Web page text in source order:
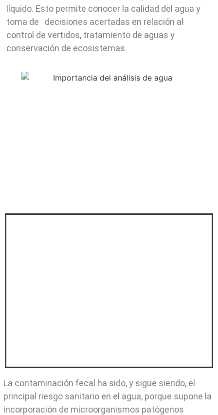
líquido. Esto permite conocer la calidad del agua y
toma de decisiones acertadas en relación al
control de vertidos, tratamiento de aguas y
conservación de ecosistemas
La contaminación fecal ha sido, y sigue siendo, el
principal riesgo sanitario en el agua, porque supone la
incorporación de microorganismos patógenos